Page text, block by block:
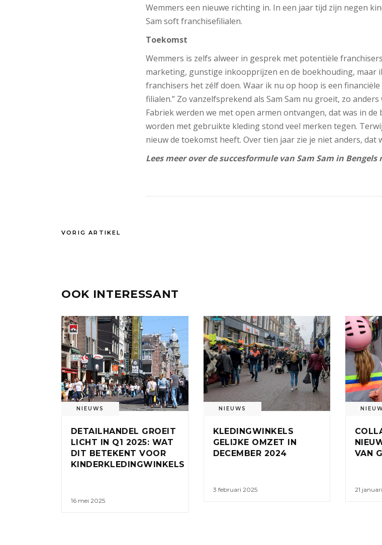
Wemmers een nieuwe richting in. In een jaar tijd zijn negen
Sam soft franchisefilialen.
Toekomst
Wemmers is zelfs alweer in gesprek met potentiële
marketing, gunstige inkoopprijzen en de boekhouding, maar
franchisers het zélf doen. Waar ik nu op hoop is een
filialen.” Zo vanzelfsprekend als Sam Sam nu groeit, zo
Fabriek werden we met open armen ontvangen, dat was in de
worden met gebruikte kleding stond veel merken tegen.
nieuw de toekomst heeft. Over tien jaar zie je niet anders, dat
Lees meer over de succesformule van Sam Sam in
VORIG ARTIKEL
OOK INTERESSANT
NIEUWS
DETAILHANDEL GROEIT
LICHT IN Q1 2025: WAT
DIT BETEKENT VOOR
KINDERKLEDINGWINKELS
16 mei 2025
NIEUWS
KLEDINGWINKELS
GELIJKE OMZET IN
DECEMBER 2024
3 februari 2025
VAN
21